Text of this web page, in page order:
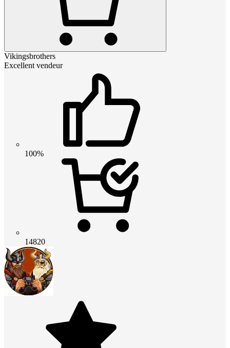
Vikingsbrothers
Excellent vendeur
100%
14820